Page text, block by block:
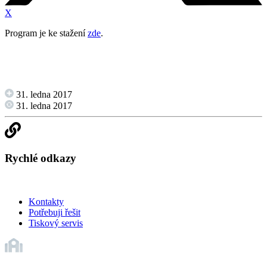
X
Program je ke staženízde.
31. ledna 2017
31. ledna 2017
Rychlé odkazy
Kontakty
Potřebuji řešit
Tiskový servis